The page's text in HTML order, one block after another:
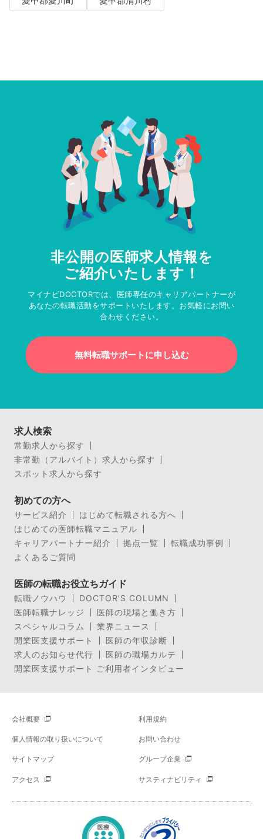
非公開の医師求人情報を
ご紹介いたします！
マイナビDOCTORでは、医師専任のキャリアパートナーが
あなたの転職活動をサポートいたします。お気軽にお問い
合わせください。
無料転職サポートに申し込む
求人検索
常勤求人から探す
非常勤（アルバイト）求人から探す
スポット求人から探す
初めての方へ
サービス紹介
はじめて転職される方へ
はじめての医師転職マニュアル
キャリアパートナー紹介
拠点一覧
転職成功事例
よくあるご質問
医師の転職お役立ちガイド
転職ノウハウ
DOCTOR’S COLUMN
医師転職ナレッジ
医師の現場と働き方
スペシャルコラム
業界ニュース
開業医支援サポート
医師の年収診断
求人のお知らせ代行
医師の職場カルテ
開業医支援サポート ご利用者インタビュー
会社概要 利用規約
個人情報の取り扱いについて お問い合わせ
サイトマップ グループ企業
アクセス サスティナビリティ